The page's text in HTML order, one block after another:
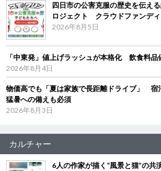
四日市の公害克服の歴史を伝え
ロジェクト クラウドファンデ
2026年8月5日
「中東発」値上げラッシュが本格化 飲食料
2026年8月4日
物価高でも「夏は家族で長距離ドライブ」 宿
猛暑への備えも必須
2026年8月3日
カルチャー
6人の作家が描く“風景と猫”の